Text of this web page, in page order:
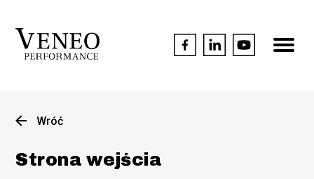
Wróć
Strona wejścia